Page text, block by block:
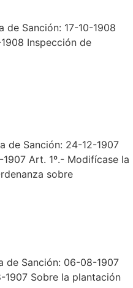
de Sanción: 17-10-1908
Inspección de
de Sanción: 24-12-1907
Art. 1º.- Modifícase la
sobre
de Sanción: 06-08-1907
1907 Sobre la plantación